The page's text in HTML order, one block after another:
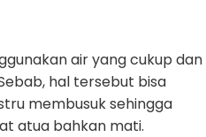
air yang cukup dan
hal tersebut bisa
membusuk sehingga
atua bahkan mati.